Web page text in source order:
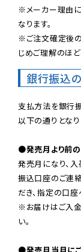
※メーカー理由
なります。
※ご注文確定後
じめご理解のほど
銀行振込
支払方法を銀行
以下の通りとなり
●発売月より前
発売月になり、
振込口座のご連
だき、指定の口座
※お届けはご入金
い。
●発売月当月に